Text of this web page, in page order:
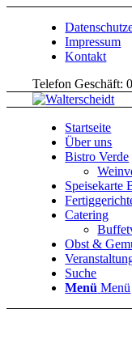
Impressum
Kontakt
Telefon Geschäft:
Startseite
Über uns
Bistro Verde
Speisekarte
Catering
Obst &
Suche
Menü Menü